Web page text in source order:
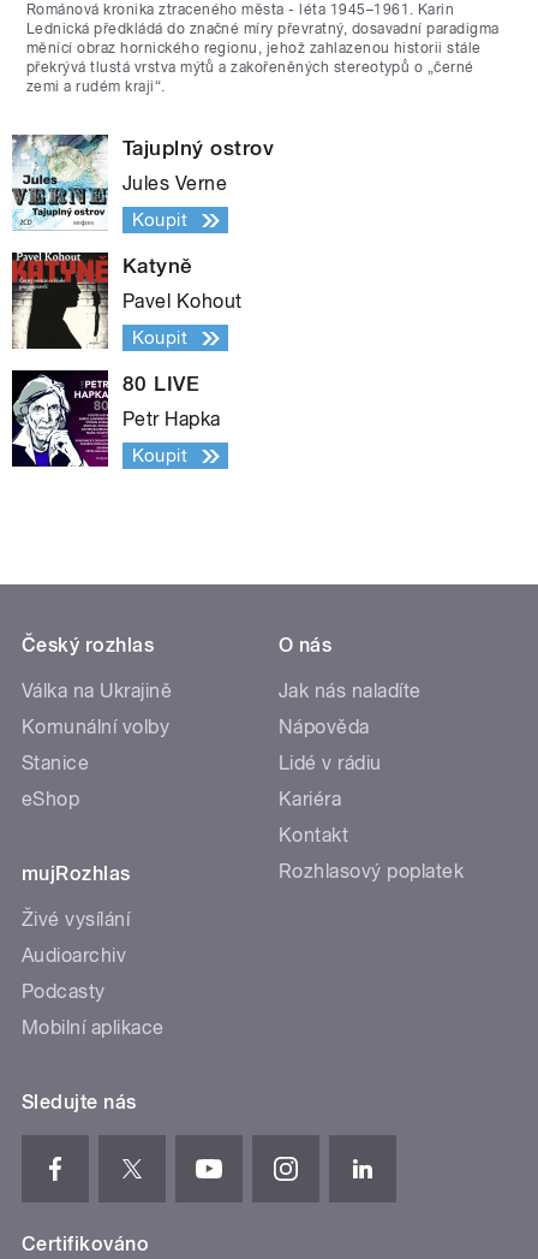
Románová kronika ztraceného města - léta 1945–1961. Karin
Lednická předkládá do značné míry převratný, dosavadní paradigma
měnící obraz hornického regionu, jehož zahlazenou historii stále
překrývá tlustá vrstva mýtů a zakořeněných stereotypů o „černé
zemi a rudém kraji“.
Tajuplný ostrov
Jules Verne
Koupit
Katyně
Pavel Kohout
Koupit
80 LIVE
Petr Hapka
Koupit
Český rozhlas
Válka na Ukrajině
Komunální volby
Stanice
eShop
mujRozhlas
Živé vysílání
Audioarchiv
Podcasty
Mobilní aplikace
O nás
Jak nás naladíte
Nápověda
Lidé v rádiu
Kariéra
Kontakt
Rozhlasový poplatek
Sledujte nás
Certifikováno